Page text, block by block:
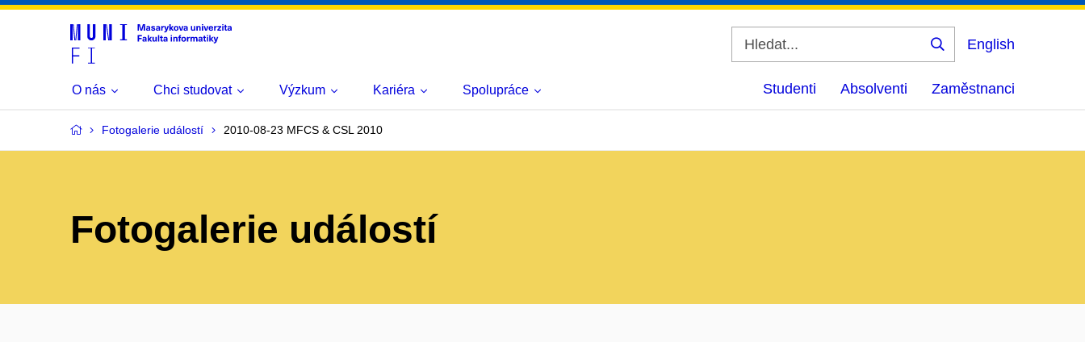
Vyhledat
English
O nás Chci studovat Výzkum Kariéra Spolupráce Studenti Absolventi Zaměstnanci
Fotogalerie událostí 2010-08-23 MFCS & CSL 2010
Fotogalerie událostí